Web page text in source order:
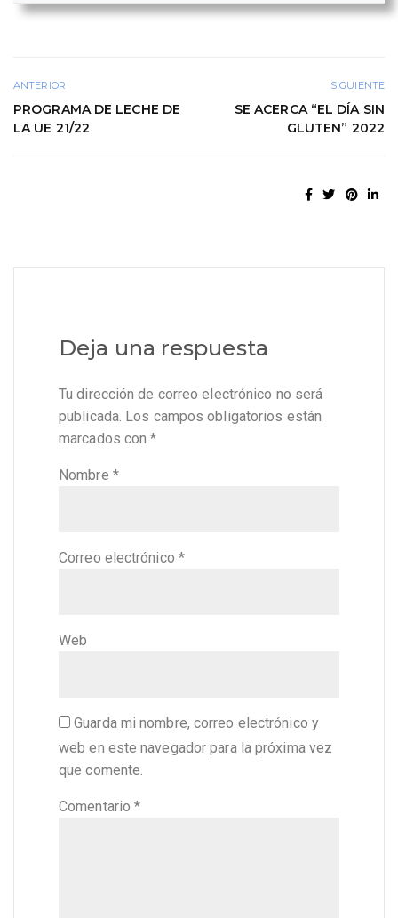
ANTERIOR
PROGRAMA DE LECHE DE
LA UE 21/22
SIGUIENTE
SE ACERCA “EL DÍA SIN
GLUTEN” 2022
Deja una respuesta
Tu dirección de correo electrónico no será
publicada. Los campos obligatorios están
marcados con*
Nombre *
Correo electrónico *
Web
Guarda mi nombre, correo electrónico y
web en este navegador para la próxima vez
que comente.
Comentario*